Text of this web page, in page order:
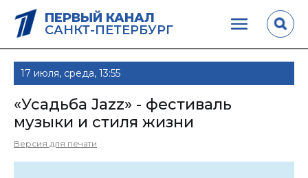
ПЕРВЫЙ КАНАЛ
САНКТ-ПЕТЕРБУРГ
17 июля, среда, 13:55
«Усадьба Jazz» - фестиваль
музыки и стиля жизни
Версия для печати